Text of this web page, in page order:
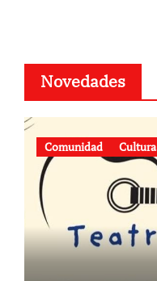
Novedades
Comunidad Cultura